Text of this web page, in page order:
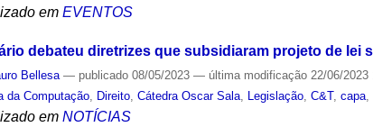
em EVENTOS
debateu diretrizes que subsidiaram projeto de lei
Bellesa — publicado 08/05/2023— última modificação 22/06/
da Computação, Direito,Cátedra Oscar Sala, Legislação,C&T,capa,
em NOTÍCIAS